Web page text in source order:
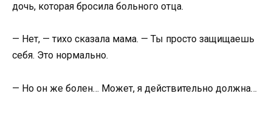
дочь, которая бросила больного отца.
— Нет, — тихо сказала мама. — Ты просто защищаешь
себя. Это нормально.
— Но он же болен… Может, я действительно должна…